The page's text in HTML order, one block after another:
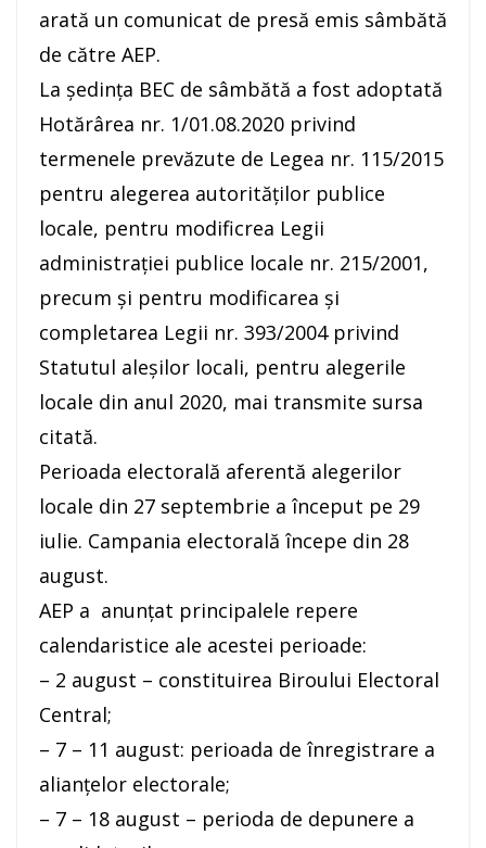
arată un comunicat de presă emis sâmbătă
de către AEP.
La şedinţa BEC de sâmbătă a fost adoptată
Hotărârea nr. 1/01.08.2020 privind
termenele prevăzute de Legea nr. 115/2015
pentru alegerea autorităţilor publice
locale, pentru modificrea Legii
administraţiei publice locale nr. 215/2001,
precum şi pentru modificarea şi
completarea Legii nr. 393/2004 privind
Statutul aleşilor locali, pentru alegerile
locale din anul 2020, mai transmite sursa
citată.
Perioada electorală aferentă alegerilor
locale din 27 septembrie a început pe 29
iulie. Campania electorală începe din 28
august.
AEP a anunţat principalele repere
calendaristice ale acestei perioade:
– 2 august – constituirea Biroului Electoral
Central;
– 7 – 11 august: perioada de înregistrare a
alianţelor electorale;
– 7 – 18 august – perioda de depunere a